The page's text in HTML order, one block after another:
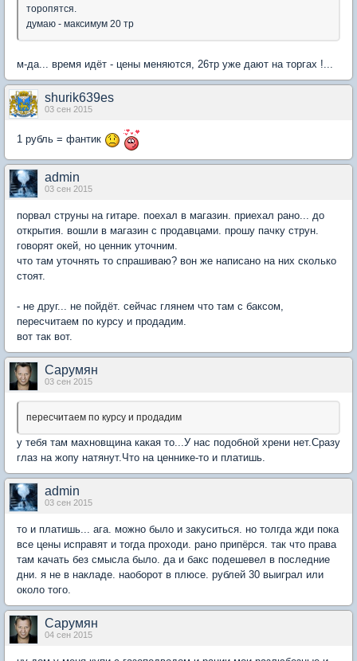
торопятся.
думаю - максимум 20 тр
м-да... время идёт - цены меняются, 26тр уже дают на торгах !...
shurik639es
03 сен 2015
1 рубль = фантик
admin
03 сен 2015
порвал струны на гитаре. поехал в магазин. приехал рано... до
открытия. вошли в магазин с продавцами. прошу пачку струн.
говорят окей, но ценник уточним.
что там уточнять то спрашиваю? вон же написано на них сколько
стоят.
- не друг... не пойдёт. сейчас глянем что там с баксом,
пересчитаем по курсу и продадим.
вот так вот.
Сарумян
03 сен 2015
пересчитаем по курсу и продадим
у тебя там махновщина какая то...У нас подобной хрени нет.Сразу
глаз на жопу натянут.Что на ценнике-то и платишь.
admin
03 сен 2015
то и платишь... ага. можно было и закуситься. но толгда жди пока
все цены исправят и тогда проходи. рано припёрся. так что права
там качать без смысла было. да и бакс подешевел в последние
дни. я не в накладе. наоборот в плюсе. рублей 30 выиграл или
около того.
Сарумян
04 сен 2015